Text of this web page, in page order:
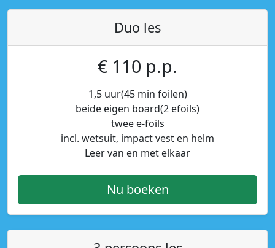
Duo les
€ 110 p.p.
1,5 uur(45 min foilen)
beide eigen board(2 efoils)
twee e-foils
incl. wetsuit, impact vest en helm
Leer van en met elkaar
Nu boeken